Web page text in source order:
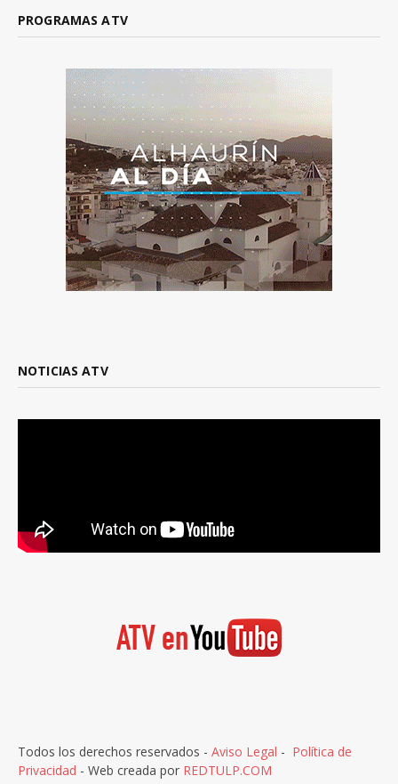
PROGRAMAS ATV
NOTICIAS ATV
Todos los derechos reservados - Aviso Legal - Política de
Privacidad - Web creada por REDTULP.COM